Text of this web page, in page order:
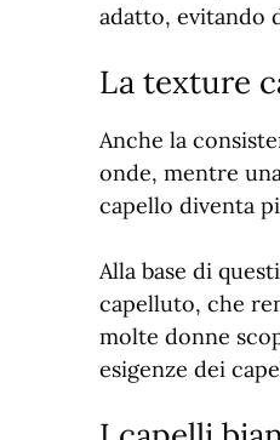
adatto, evitando
La texture
Anche la
onde, mentre
capello diventa
Alla base di
capelluto, che
molte donne
esigenze dei